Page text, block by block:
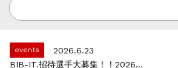
第46回 丹波篠山ABCマラソン...
events
2026.7.8
events
2026.6.23
BIB-IT.招待選手大募集！！2026...